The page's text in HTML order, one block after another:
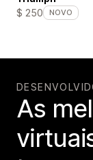
$ 250
NOVO
As